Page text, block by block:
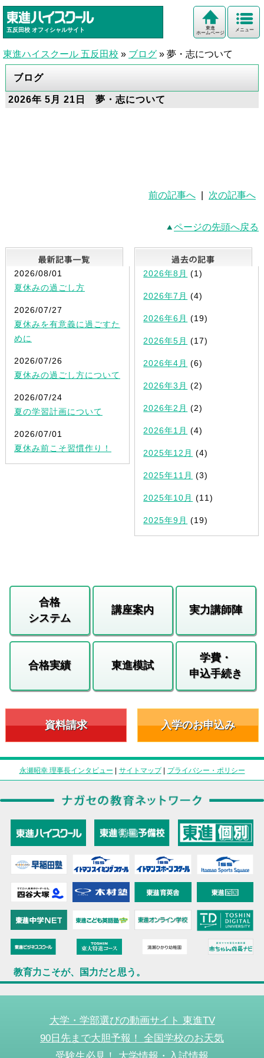
五反田校 オフィシャルサイト メニュー
東進
ホームページ
東進ハイスクール 五反田校 » ブログ » 夢・志について
ブログ
2026年 5月 21日 夢・志について
前の記事へ 次の記事へ
ページの先頭へ戻る
最新記事一覧
2026/08/01
夏休みの過ごし方
2026/07/27
夏休みを有意義に過ごすた
めに
2026/07/26
夏休みの過ごし方について
2026/07/24
夏の学習計画について
2026/07/01
夏休み前こそ習慣作り！
2026年8月 (1)
2026年7月 (4)
2026年6月 (19)
2026年5月 (17)
2026年4月 (6)
2026年3月 (2)
2026年2月 (2)
2026年1月 (4)
2025年12月 (4)
2025年11月 (3)
2025年10月 (11)
2025年9月 (19)
合格
システム
講座案内 実力講師陣
合格実績 東進模試
学費・
申込手続き
資料請求 入学のお申込み
永瀬昭幸 理事長インタビュー | サイトマップ| プライバシー・ポリシー
教育力こそが、国力だと思う。
大学・学部選びの動画サイト 東進TV
90日先まで大胆予報！ 全国学校のお天気